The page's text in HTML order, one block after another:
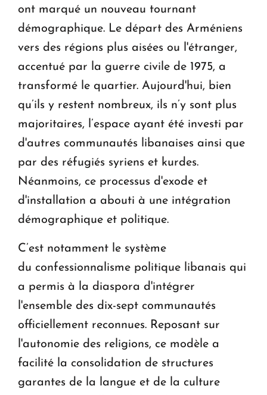
ont marqué un nouveau tournant
démographique. Le départ des Arméniens
vers des régions plus aisées ou l'étranger,
accentué par la guerre civile de 1975, a
transformé le quartier. Aujourd'hui, bien
qu’ils y restent nombreux, ils n’y sont plus
majoritaires, l’espace ayant été investi par
d'autres communautés libanaises ainsi que
par des réfugiés syriens et kurdes.
Néanmoins, ce processus d'exode et
d'installation a abouti à une intégration
démographique et politique.
C’est notamment le système
du confessionnalisme politique libanais qui
a permis à la diaspora d'intégrer
l'ensemble des dix-sept communautés
officiellement reconnues. Reposant sur
l'autonomie des religions, ce modèle a
facilité la consolidation de structures
garantes de la langue et de la culture